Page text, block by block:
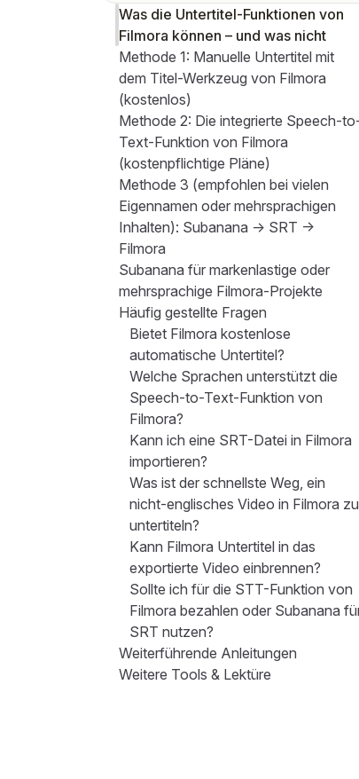
Was die Untertitel-Funktionen von
Filmora können – und was nicht
Methode 1: Manuelle Untertitel mit
dem Titel-Werkzeug von Filmora
(kostenlos)
Methode 2: Die integrierte Speech-
Text-Funktion von Filmora
(kostenpflichtige Pläne)
Methode 3 (empfohlen bei vielen
Eigennamen oder mehrsprachigen
Inhalten): Subanana → SRT →
Filmora
Subanana für markenlastige oder
mehrsprachige Filmora-Projekte
Häufig gestellte Fragen
Bietet Filmora kostenlose
automatische Untertitel?
Welche Sprachen unterstützt die
Speech-to-Text-Funktion von
Filmora?
Kann ich eine SRT-Datei in Filmora
importieren?
Was ist der schnellste Weg, ein
nicht-englisches Video in Filmora zu
untertiteln?
Kann Filmora Untertitel in das
exportierte Video einbrennen?
Sollte ich für die STT-Funktion von
Filmora bezahlen oder Subanana
SRT nutzen?
Weiterführende Anleitungen
Weitere Tools & Lektüre